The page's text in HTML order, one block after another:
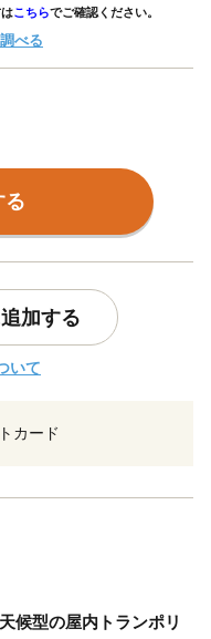
こちらでご確認ください。
べる
る
加する
いて
カード
候型の屋内トランポリ